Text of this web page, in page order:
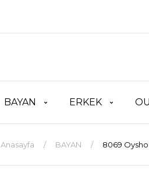
BAYAN ERKEK
Anasayfa BAYAN 8069 Oysho